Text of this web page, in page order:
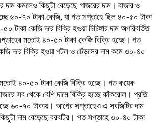
দাম কমলেও কিছুটা বেড়েছে গাজরের দাম। বাজার ও
৬০-৭০ টাকা কেজি, যা গত সপ্তাহে ছিল ৪০-৫০ টাকা
কেজি দরে বিক্রি হওয়া চিচিঙ্গার দাম অপরিবর্তিত
মতোই ৪০-৫০ টাকা কেজি বিক্রি হচ্ছে। গত
দরে বিক্রি হওয়া পটল ও ঢেঁড়সের দাম কমে ৩০-৪০
৪০-৫০ টাকা কেজি বিক্রি হচ্ছে। গত কয়েক
সব থেকে বেশি দামে বিক্রি হচ্ছে কাঁকরোল। প্রতি
৬০-৭০ টাকায়। আগের সপ্তাহেও এ সবজিটির দাম
দাম বেড়েছে বরবটির। গত সপ্তাহে ৩০-৪০ টাকা